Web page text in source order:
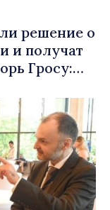
решение о
и получат
Гросу: